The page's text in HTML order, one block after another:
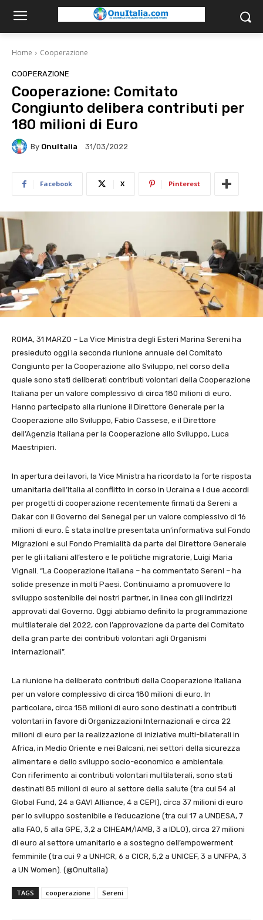
Home Cooperazione
COOPERAZIONE
Cooperazione: Comitato
Congiunto delibera contributi per
180 milioni di Euro
By OnuItalia 31/03/2022
Facebook X Pinterest
ROMA, 31 MARZO – La Vice Ministra degli Esteri Marina Sereni ha
presieduto oggi la seconda riunione annuale del Comitato
Congiunto per la Cooperazione allo Sviluppo, nel corso della
quale sono stati deliberati contributi volontari della Cooperazione
Italiana per un valore complessivo di circa 180 milioni di euro.
Hanno partecipato alla riunione il Direttore Generale per la
Cooperazione allo Sviluppo, Fabio Cassese, e il Direttore
dell’Agenzia Italiana per la Cooperazione allo Sviluppo, Luca
Maestripieri.
In apertura dei lavori, la Vice Ministra ha ricordato la forte risposta
umanitaria dell’Italia al conflitto in corso in Ucraina e i due accordi
per progetti di cooperazione recentemente firmati da Sereni a
Dakar con il Governo del Senegal per un valore complessivo di 16
milioni di euro. È stata inoltre presentata un’informativa sul Fondo
Migrazioni e sul Fondo Premialità da parte del Direttore Generale
per le gli italiani all’estero e le politiche migratorie, Luigi Maria
Vignali. “La Cooperazione Italiana – ha commentato Sereni – ha
solide presenze in molti Paesi. Continuiamo a promuovere lo
sviluppo sostenibile dei nostri partner, in linea con gli indirizzi
approvati dal Governo. Oggi abbiamo definito la programmazione
multilaterale del 2022, con l’approvazione da parte del Comitato
della gran parte dei contributi volontari agli Organismi
internazionali”.
La riunione ha deliberato contributi della Cooperazione Italiana
per un valore complessivo di circa 180 milioni di euro. In
particolare, circa 158 milioni di euro sono destinati a contributi
volontari in favore di Organizzazioni Internazionali e circa 22
milioni di euro per la realizzazione di iniziative multi-bilaterali in
Africa, in Medio Oriente e nei Balcani, nei settori della sicurezza
alimentare e dello sviluppo socio-economico e ambientale.
Con riferimento ai contributi volontari multilaterali, sono stati
destinati 85 milioni di euro al settore della salute (tra cui 54 al
Global Fund, 24 a GAVI Alliance, 4 a CEPI), circa 37 milioni di euro
per lo sviluppo sostenibile e l’educazione (tra cui 17 a UNDESA, 7
alla FAO, 5 alla GPE, 3,2 a CIHEAM/IAMB, 3 a IDLO), circa 27 milioni
di euro al settore umanitario e a sostegno dell’empowerment
femminile (tra cui 9 a UNHCR, 6 a CICR, 5,2 a UNICEF, 3 a UNFPA, 3
a UN Women). (@OnuItalia)
TAGS cooperazione Sereni